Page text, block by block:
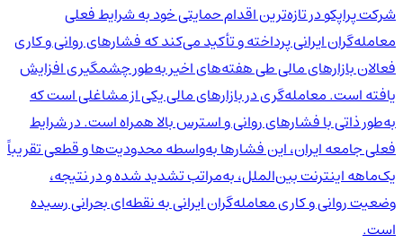
شرکت پراپکو در تازه‌ترین اقدام حمایتی خود به شرایط فعلی
معامله‌گران ایرانی پرداخته و تأکید می‌کند که فشارهای روانی و کاری
فعالان بازارهای مالی طی هفته‌های اخیر به‌طور چشمگیری افزایش
یافته است. معامله‌گری در بازارهای مالی یکی از مشاغلی است که
به‌طور ذاتی با فشارهای روانی و استرس بالا همراه است. در شرایط
فعلی جامعه ایران، این فشارها به‌واسطه محدودیت‌ها و قطعی تقریباً
یک‌ماهه اینترنت بین‌الملل، به‌مراتب تشدید شده و در نتیجه،
وضعیت روانی و کاری معامله‌گران ایرانی به نقطه‌ای بحرانی رسیده
است.